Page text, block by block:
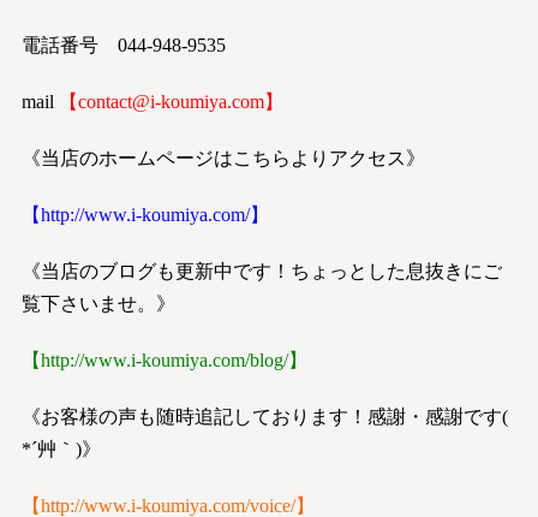
電話番号 044-948-9535
mail 【contact@i-koumiya.com】
《当店のホームページはこちらよりアクセス》
【http://www.i-koumiya.com/】
《当店のブログも更新中です！ちょっとした息抜きにご
覧下さいませ。》
【http://www.i-koumiya.com/blog/】
《お客様の声も随時追記しております！感謝・感謝です(
*´艸｀)》
【http://www.i-koumiya.com/voice/】